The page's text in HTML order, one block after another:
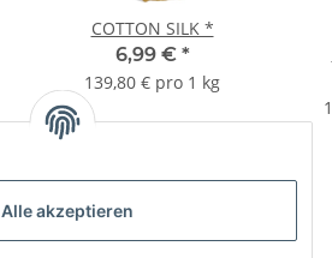
Alle akzeptieren
COTTON SILK *
6,99 € *
139,80 € pro 1 kg